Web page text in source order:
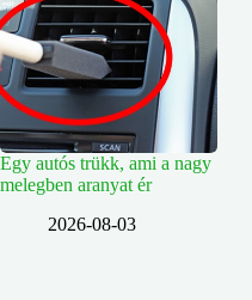
Egy autós trükk, ami a nagy
melegben aranyat ér
2026-08-03